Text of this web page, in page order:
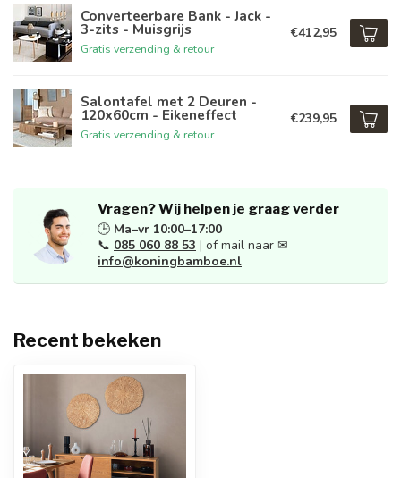
Converteerbare Bank - Jack -
3-zits - Muisgrijs
Gratis verzending & retour
€412,95
Salontafel met 2 Deuren -
120x60cm - Eikeneffect
Gratis verzending & retour
€239,95
Vragen? Wij helpen je graag verder
🕒 Ma–vr 10:00–17:00
📞 085 060 88 53 | of mail naar ✉
info@koningbamboe.nl
Recent bekeken